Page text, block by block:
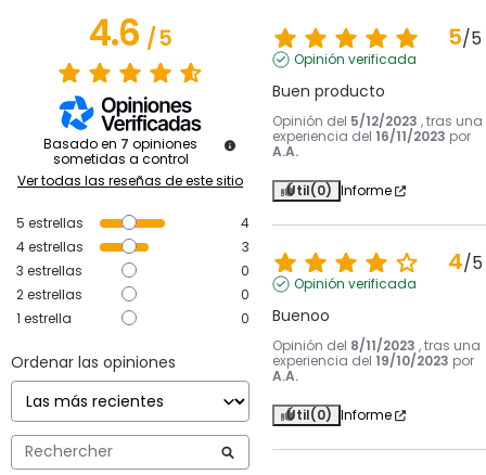
4.6/5
Basado en 7 opiniones
sometidas a control
Ver todas las reseñas de este sitio
5 estrellas
4
4estrellas
3
3 estrellas
0
2estrellas
0
1 estrella 0
Ordenar las opiniones
5/5
Opinión verificada
Buen producto
Opinión del 5/12/2023 , tras una
experiencia del 16/11/2023 por
A.A.
Útil(0) Informe
4/5
Opinión verificada
Buenoo
Opinión del 8/11/2023 , tras una
experiencia del 19/10/2023 por
A.A.
Útil(0) Informe